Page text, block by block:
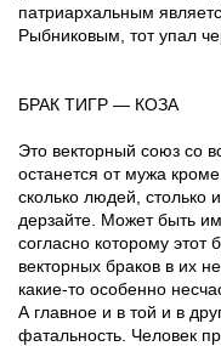
патриархальным
Рыбниковым, тот упал
БРАК ТИГР — КОЗА
Это векторный союз со
останется от мужа
сколько людей, столько
дерзайте. Может быть
согласно которому
векторных браков в их
какие-то особенно
А главное и в той и в
фатальность. Человек